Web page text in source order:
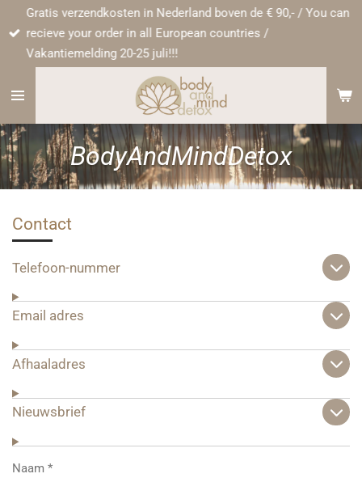
direct
naar
hoofdinhoud
Gratis verzendkosten in Nederland boven de € 90,- / You can
recieve your order in all European countries /
Vakantiemelding 20-25 juli!!!
BodyAndMindDetox
Contact
Telefoon-nummer
Email adres
Afhaaladres
Nieuwsbrief
Naam *